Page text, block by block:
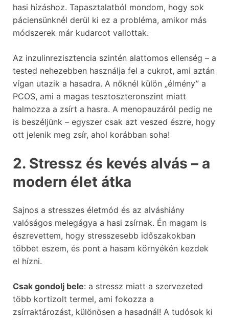
hasi hízáshoz. Tapasztalatból mondom, hogy sok
páciensünknél derül ki ez a probléma, amikor más
módszerek már kudarcot vallottak.
Az inzulinrezisztencia szintén alattomos ellenség – a
tested nehezebben használja fel a cukrot, ami aztán
vígan utazik a hasadra. A nőknél külön „élmény” a
PCOS, ami a magas tesztoszteronszint miatt
halmozza a zsírt a hasra. A menopauzáról pedig ne
is beszéljünk – egyszer csak azt veszed észre, hogy
ott jelenik meg zsír, ahol korábban soha!
2. Stressz és kevés alvás – a
modern élet átka
Sajnos a stresszes életmód és az alváshiány
valóságos melegágya a hasi zsírnak. Én magam is
észrevettem, hogy stresszesebb időszakokban
többet eszem, és pont a hasam környékén kezdek
el hízni.
Csak gondolj bele: a stressz miatt a szervezeted
több kortizolt termel, ami fokozza a
zsírraktározást, különösen a hasadnál! A tudósok ki